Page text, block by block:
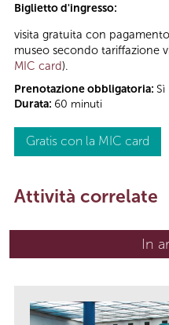
Biglietto d'ingresso:
visita gratuita con
museo secondo tariffazione
MIC card).
Prenotazione obbligatoria: Sì
Durata: 60 minuti
Gratis con la MIC card
Attività correlate
In